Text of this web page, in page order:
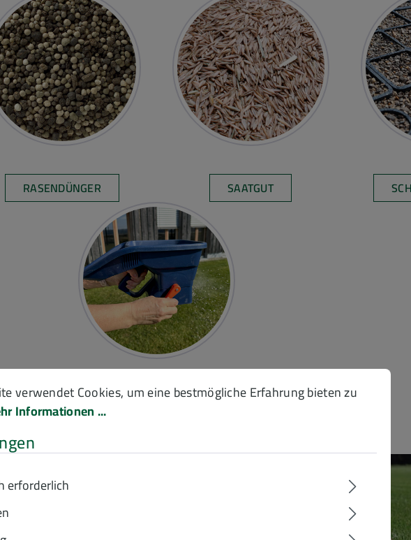
RASENDÜNGER SAATGUT
ZUBEHÖR / WERKZEUGE
Cookies, um eine bestmögliche Erfahrung bieten zu können.
verwendet Cookies, um eine bestmögliche Erfahrung bieten zu
Informationen ...
erforderlich